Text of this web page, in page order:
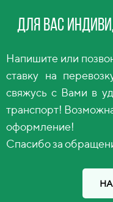
Для вас
Напишите или
ставку на
свяжусь с Вами в
транспорт!
оформление!
Спасибо за